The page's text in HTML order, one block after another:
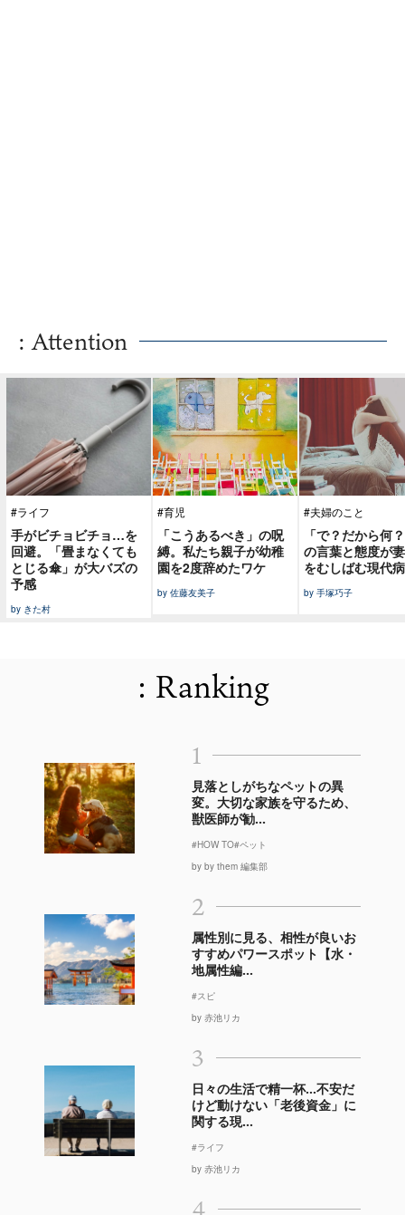
: Attention
#ライフ
手がビチョビチョ…を
回避。「畳まなくても
とじる傘」が大バズの
予感
by きた村
#育児
「こうあるべき」の呪
縛。私たち親子が幼稚
園を2度辞めたワケ
by 佐藤友美子
#夫婦のこと
「で？だから何
の言葉と態度が
をむしばむ現代病
by 手塚巧子
: Ranking
1
見落としがちなペットの異
変。大切な家族を守るため、
獣医師が勧...
#HOW TO#ペット
by by them 編集部
2
属性別に見る、相性が良いお
すすめパワースポット【水・
地属性編...
#スピ
by 赤池リカ
3
日々の生活で精一杯…不安だ
けど動けない「老後資金」に
関する現...
#ライフ
by 赤池リカ